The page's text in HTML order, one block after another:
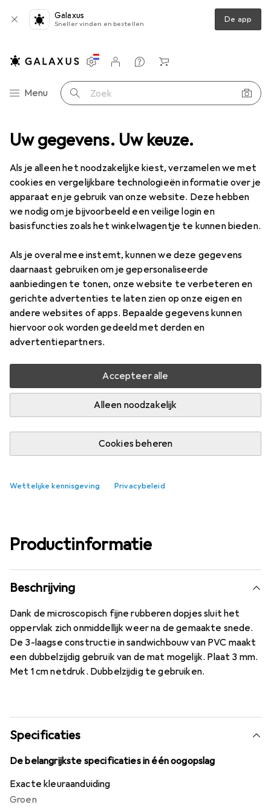
Uw gegevens. Uw keuze.
Als je alleen het noodzakelijke kiest, verzamelen we met
cookies en vergelijkbare technologieën informatie over je
apparaat en je gebruik van onze website. Deze hebben
we nodig om je bijvoorbeeld een veilige login en
basisfuncties zoals het winkelwagentje te kunnen bieden.
Als je overal mee instemt, kunnen we deze gegevens
daarnaast gebruiken om je gepersonaliseerde
aanbiedingen te tonen, onze website te verbeteren en
gerichte advertenties te laten zien op onze eigen en
andere websites of apps. Bepaalde gegevens kunnen
hiervoor ook worden gedeeld met derden en
advertentiepartners.
Accepteer alle
Alleen noodzakelijk
Cookies beheren
Wettelijke kennisgeving Privacybeleid
Galaxus
Sneller vinden en bestellen De app
Categorie navigatie
Menu Zoek op
Instellingen
Klantenaccount
Produktvergelijking
Verlanglijstje
Winkelmandje
Knutselhulpmiddelen Onderlaag Lion JUNIOR - Snijmat
4 afbeeldingen
LionJUNIOR - Snijmat
45 x 30 cm
Prijs in EUR inclusief BTW
EUR
36,90
3
Waarderingscijfers Merk
Meer van Lion
Levering tussen di, 18-8 en do, 20-8
Meer dan 10 stuk op voorraad bij leverancier
In winkelmandje
Vergelijk
Productinformatie
Beschrijving
Dank de microscopisch fijne rubberen dopjes sluit het
oppervlak zich onmiddellijk weer na de gemaakte snede.
De 3-laagse constructie in sandwichbouw van PVC maakt
een dubbelzijdig gebruik van de mat mogelijk. Plaat 3 mm.
Met 1 cm netdruk. Dubbelzijdig te gebruiken.
Specificaties
De belangrijkste specificaties in één oogopslag
Exacte kleuraanduiding
Groen